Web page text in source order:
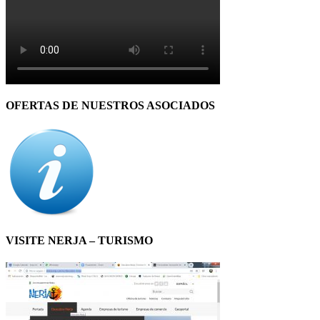
OFERTAS DE NUESTROS ASOCIADOS
VISITE NERJA – TURISMO